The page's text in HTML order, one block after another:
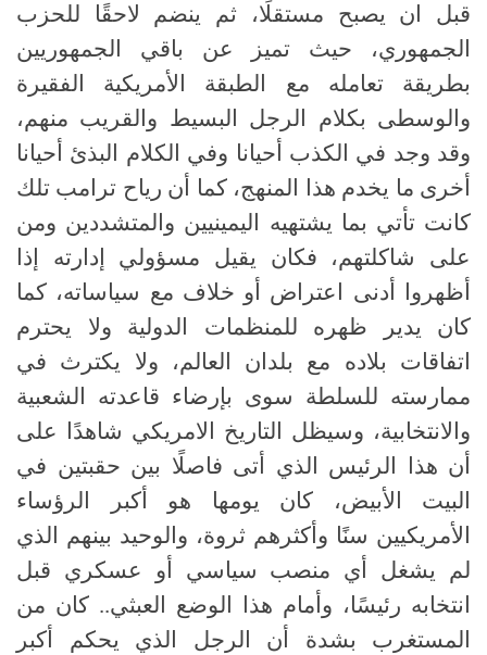
قبل ان يصبح مستقلًا، ثم ينضم لاحقًا للحزب
الجمهوري، حيث تميز عن باقي الجمهوريين
بطريقة تعامله مع الطبقة الأمريكية الفقيرة
والوسطى بكلام الرجل البسيط والقريب منهم،
وقد وجد في الكذب أحيانا وفي الكلام البذئ أحيانا
أخرى ما يخدم هذا المنهج، كما أن رياح ترامب تلك
كانت تأتي بما يشتهيه اليمينيين والمتشددين ومن
على شاكلتهم، فكان يقيل مسؤولي إدارته إذا
أظهروا أدنى اعتراض أو خلاف مع سياساته، كما
كان يدير ظهره للمنظمات الدولية ولا يحترم
اتفاقات بلاده مع بلدان العالم، ولا يكترث في
ممارسته للسلطة سوى بإرضاء قاعدته الشعبية
والانتخابية، وسيظل التاريخ الامريكي شاهدًا على
أن هذا الرئيس الذي أتى فاصلًا بين حقبتين في
البيت الأبيض، كان يومها هو أكبر الرؤساء
الأمريكيين سنًا وأكثرهم ثروة، والوحيد بينهم الذي
لم يشغل أي منصب سياسي أو عسكري قبل
انتخابه رئيسًا، وأمام هذا الوضع العبثي.. كان من
المستغرب بشدة أن الرجل الذي يحكم أكبر